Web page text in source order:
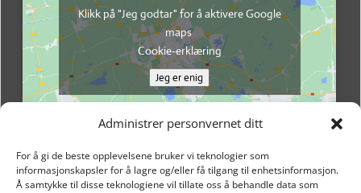
Administrer personvernet ditt
For å gi de beste opplevelsene bruker vi teknologier som
informasjonskapsler for å lagre og/eller få tilgang til enhetsinformasjon.
Å samtykke til disse teknologiene vil tillate oss å behandle data som
Klikk på "Jeg godtar" for å aktivere Google
maps
Cookie-erklæring
Jeg er enig